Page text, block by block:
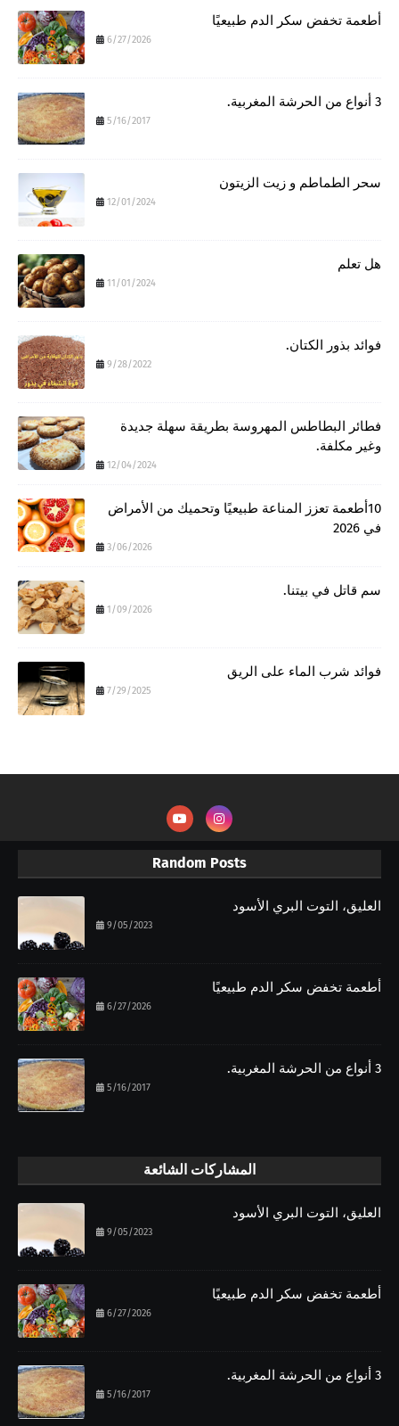
أطعمة تخفض سكر الدم طبيعيًا
6/27/2026
3 أنواع من الحرشة المغربية.
5/16/2017
سحر الطماطم و زيت الزيتون
12/01/2024
هل تعلم
11/01/2024
فوائد بذور الكتان.
9/28/2022
فطائر البطاطس المهروسة بطريقة سهلة جديدة
وغير مكلفة.
12/04/2024
10أطعمة تعزز المناعة طبيعيًا وتحميك من الأمراض
في 2026
3/06/2026
سم قاتل في بيتنا.
1/09/2026
فوائد شرب الماء على الريق
7/29/2025
Random Posts
العليق، التوت البري الأسود
9/05/2023
أطعمة تخفض سكر الدم طبيعيًا
6/27/2026
3 أنواع من الحرشة المغربية.
5/16/2017
المشاركات الشائعة
العليق، التوت البري الأسود
9/05/2023
أطعمة تخفض سكر الدم طبيعيًا
6/27/2026
3 أنواع من الحرشة المغربية.
5/16/2017